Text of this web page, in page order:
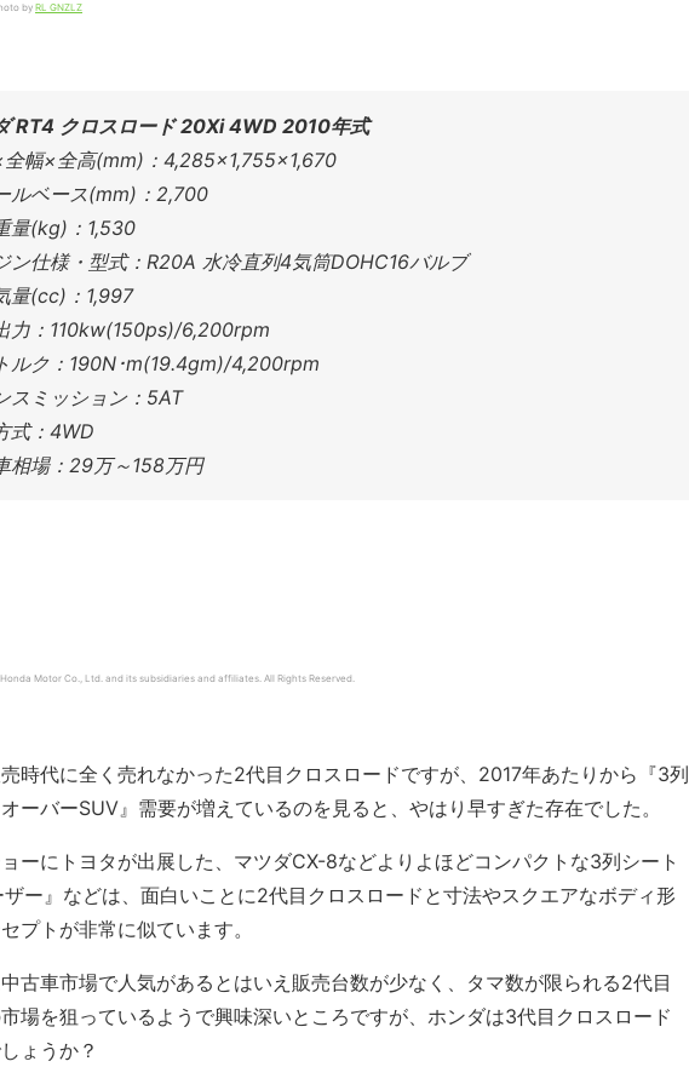
by RL GNZLZ
RT4 クロスロード 20Xi 4WD 2010年式
全幅×全高(mm)：4,285×1,755×1,670
ルベース(mm)：2,700
量(kg)：1,530
ン仕様・型式：R20A 水冷直列4気筒DOHC16バルブ
量(cc)：1,997
力：110kw(150ps)/6,200rpm
ルク：190N･m(19.4gm)/4,200rpm
スミッション：5AT
式：4WD
相場：29万～158万円
Motor Co., Ltd. and its subsidiaries and affiliates. All Rights Reserved.
時代に全く売れなかった2代目クロスロードですが、2017年あたりから『3列
ーバーSUV』需要が増えているのを見ると、やはり早すぎた存在でした。
ーにトヨタが出展した、マツダCX-8などよりよほどコンパクトな3列シート
ー』などは、面白いことに2代目クロスロードと寸法やスクエアなボディ形
プトが非常に似ています。
古車市場で人気があるとはいえ販売台数が少なく、タマ数が限られる2代目
場を狙っているようで興味深いところですが、ホンダは3代目クロスロード
ょうか？